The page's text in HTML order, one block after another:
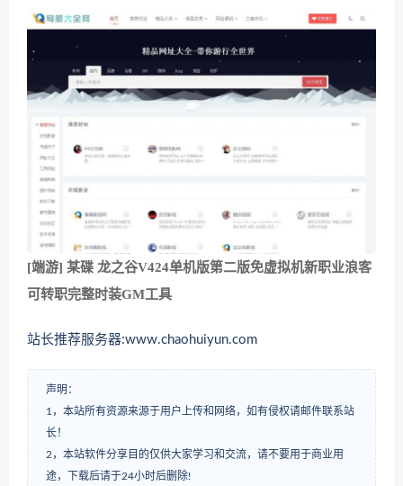
[端游] 某碟 龙之谷V424单机版第二版免虚拟机新职业浪客
可转职完整时装GM工具
站长推荐服务器:www.chaohuiyun.com
声明：
1，本站所有资源来源于用户上传和网络，如有侵权请邮件联系站
长！
2，本站软件分享目的仅供大家学习和交流，请不要用于商业用
途，下载后请于24小时后删除!